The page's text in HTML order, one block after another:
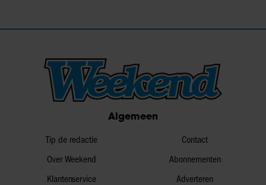
Algemeen
Tip de redactie
Over Weekend
Klantenservice
Contact
Abonnementen
Adverteren